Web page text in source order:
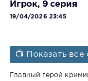
Игрок, 9 серия
19/04/2026 23:45
📺 Показать все
Главный герой